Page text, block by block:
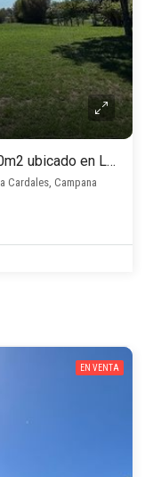
Terreno / Lote en venta de 1200m2 ubicado en La Reserva Cardales
Cardales, Campana
EN VENTA